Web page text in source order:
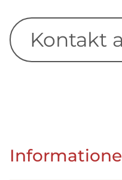
Kontakt